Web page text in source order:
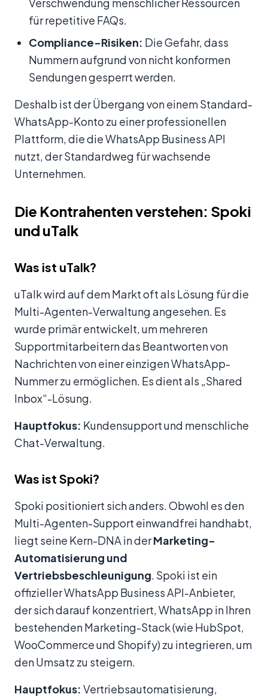
Verschwendung menschlicher Ressourcen
für repetitive FAQs.
Compliance-Risiken: Die Gefahr, dass
Nummern aufgrund von nicht konformen
Sendungen gesperrt werden.
Deshalb ist der Übergang von einem Standard-
WhatsApp-Konto zu einer professionellen
Plattform, die die WhatsApp Business API
nutzt, der Standardweg für wachsende
Unternehmen.
Die Kontrahenten verstehen: Spoki
und uTalk
Was ist uTalk?
uTalk wird auf dem Markt oft als Lösung für die
Multi-Agenten-Verwaltung angesehen. Es
wurde primär entwickelt, um mehreren
Supportmitarbeitern das Beantworten von
Nachrichten von einer einzigen WhatsApp-
Nummer zu ermöglichen. Es dient als „Shared
Inbox“-Lösung.
Hauptfokus: Kundensupport und menschliche
Chat-Verwaltung.
Was ist Spoki?
Spoki positioniert sich anders. Obwohl es den
Multi-Agenten-Support einwandfrei handhabt,
liegt seine Kern-DNA in derMarketing-
Automatisierung und
Vertriebsbeschleunigung. Spoki ist ein
offizieller WhatsApp Business API-Anbieter,
der sich darauf konzentriert, WhatsApp in Ihren
bestehenden Marketing-Stack (wie HubSpot,
WooCommerce und Shopify) zu integrieren, um
den Umsatz zu steigern.
Hauptfokus: Vertriebsautomatisierung,